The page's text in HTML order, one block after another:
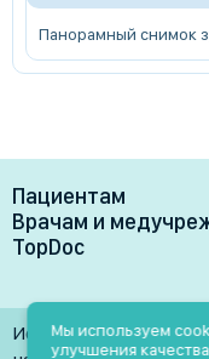
Панорамный снимок
Пациентам
Врачи
Клиники
Лаборатории
Услуги
Врачам и
Преимущества
Медучреждениям
TopDoc
Контакты
Использование
Мы используем
улучшения